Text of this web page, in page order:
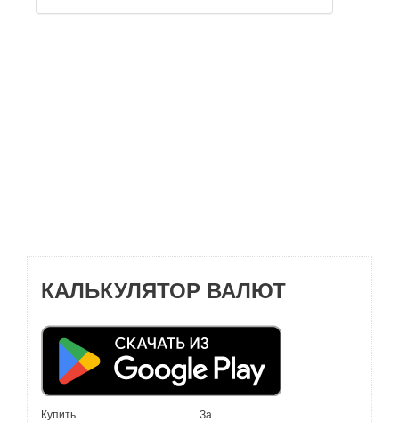
КАЛЬКУЛЯТОР ВАЛЮТ
Купить За